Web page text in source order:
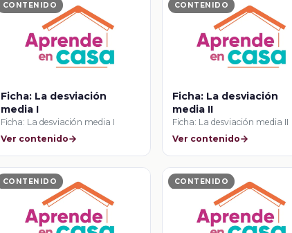
CONTENIDO
Ficha: La desviación
media I
Ficha: La desviación media I
Ver contenido
CONTENIDO
Ficha: La desviación
media II
Ficha: La desviación media II
Ver contenido
CONTENIDO CONTENIDO